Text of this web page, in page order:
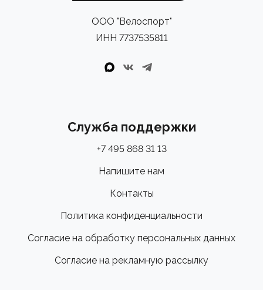
ООО "Велоспорт"
ИНН 7737535811
Служба поддержки
+7 495 868 31 13
Напишите нам
Контакты
Политика конфиденциальности
Согласие на обработку персональных данных
Согласие на рекламную рассылку